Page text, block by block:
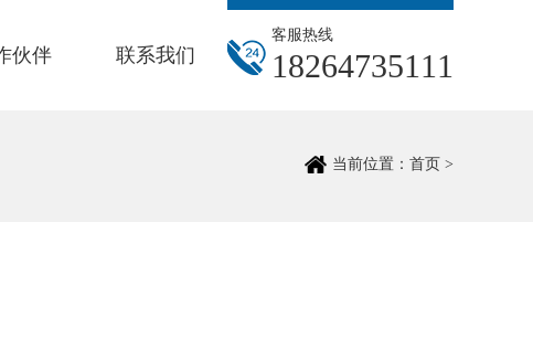
客服热线
182647351 1 1
伙伴 联系我们
当前位置： 首页 >